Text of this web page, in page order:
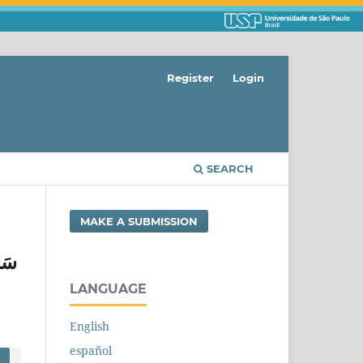
SEARCH
Register Login
MAKE A SUBMISSION
LANGUAGE
English
español